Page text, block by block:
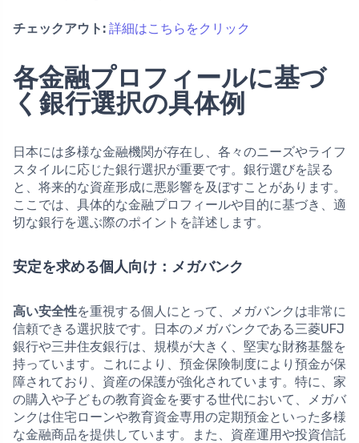
チェックアウト: 詳細はこちらをクリック
各金融プロフィールに基づ
く銀行選択の具体例
日本には多様な金融機関が存在し、各々のニーズやライフ
スタイルに応じた銀行選択が重要です。銀行選びを誤る
と、将来的な資産形成に悪影響を及ぼすことがあります。
ここでは、具体的な金融プロフィールや目的に基づき、適
切な銀行を選ぶ際のポイントを詳述します。
安定を求める個人向け：メガバンク
高い安全性を重視する個人にとって、メガバンクは非常に
信頼できる選択肢です。日本のメガバンクである三菱UFJ
銀行や三井住友銀行は、規模が大きく、堅実な財務基盤を
持っています。これにより、預金保険制度により預金が保
障されており、資産の保護が強化されています。特に、家
の購入や子どもの教育資金を要する世代において、メガバ
ンクは住宅ローンや教育資金専用の定期預金といった多様
な金融商品を提供しています。また、資産運用や投資信託